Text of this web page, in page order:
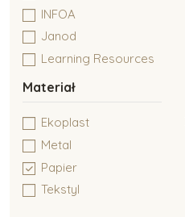
INFOA
Janod
Learning Resources
Mandaly pro děti
Moulin Roty
Oxybul
Poketo
Royal Langnickel
Materiał
Ekoplast
Metal
Papier
Tekstyl